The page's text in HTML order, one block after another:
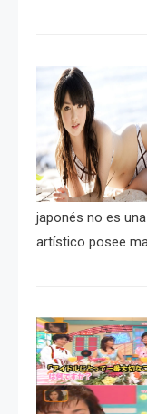
japonés no es
artístico posee